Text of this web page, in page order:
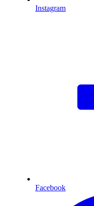
Instagram
Facebook